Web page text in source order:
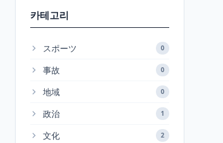
카테고리
スポーツ 0
事故 0
地域 0
政治 1
文化 2